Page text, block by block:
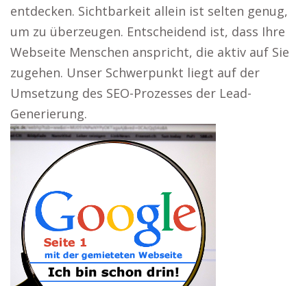
entdecken. Sichtbarkeit allein ist selten genug,
um zu überzeugen. Entscheidend ist, dass Ihre
Webseite Menschen anspricht, die aktiv auf Sie
zugehen. Unser Schwerpunkt liegt auf der
Umsetzung des SEO-Prozesses der Lead-
Generierung.